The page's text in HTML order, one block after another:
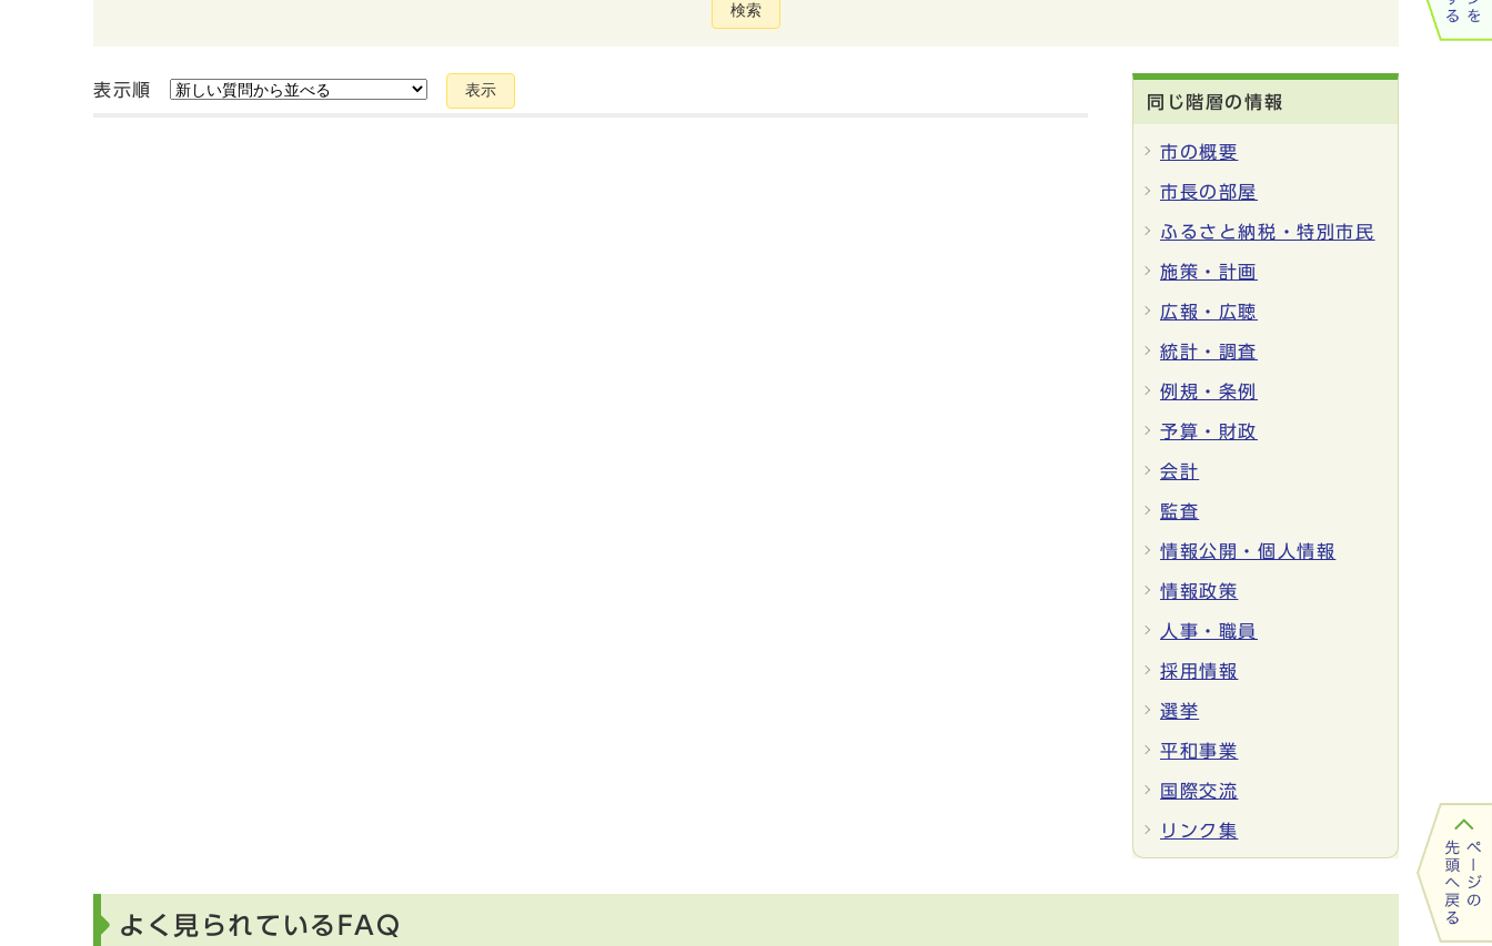
検索
表示順 表示
同じ階層の情報
市の概要
市長の部屋
ふるさと納税・特別市民
施策・計画
広報・広聴
統計・調査
例規・条例
予算・財政
会計
監査
情報公開・個人情報
情報政策
人事・職員
採用情報
選挙
平和事業
国際交流
リンク集
よく見られているFAQ